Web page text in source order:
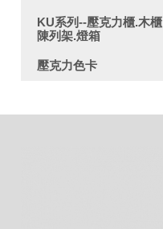
KU系列--壓克力櫃.木櫃
陳列架.燈箱
壓克力色卡